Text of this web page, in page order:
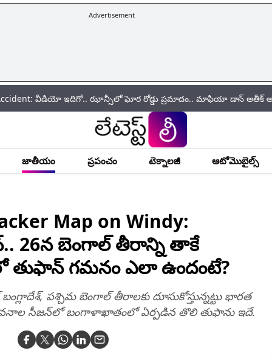
Advertisement
ఇదిగో.. ఝాన్సీలో ఘోర రోడ్డు ప్రమాదం.. మాఫియా డాన్ అతీక్ అహ్మద్ చిన్న
జాతీయం ప్రపంచం టెక్నాలజీ ఆటోమొబైల్స్
Map on Windy:
26న బెంగాల్ తీరాన్ని తాకే
గమనం ఎలా ఉందంటే?
పశ్చిమ బెంగాల్‌ తీరాలకు దూసుకోస్తున్నట్టు భారత
సీజన్‌లో బంగాళాఖాతంలో ఏర్పడిన తొలి తుఫాను ఇదే.